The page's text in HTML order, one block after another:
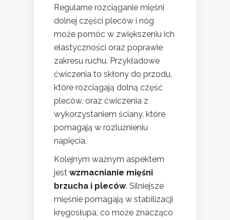
Regularne rozciąganie mięśni
dolnej części pleców i nóg
może pomóc w zwiększeniu ich
elastyczności oraz poprawie
zakresu ruchu. Przykładowe
ćwiczenia to skłony do przodu,
które rozciągają dolną część
pleców, oraz ćwiczenia z
wykorzystaniem ściany, które
pomagają w rozluźnieniu
napięcia.
Kolejnym ważnym aspektem
jest wzmacnianie mięśni
brzucha i pleców. Silniejsze
mięśnie pomagają w stabilizacji
kręgosłupa, co może znacząco